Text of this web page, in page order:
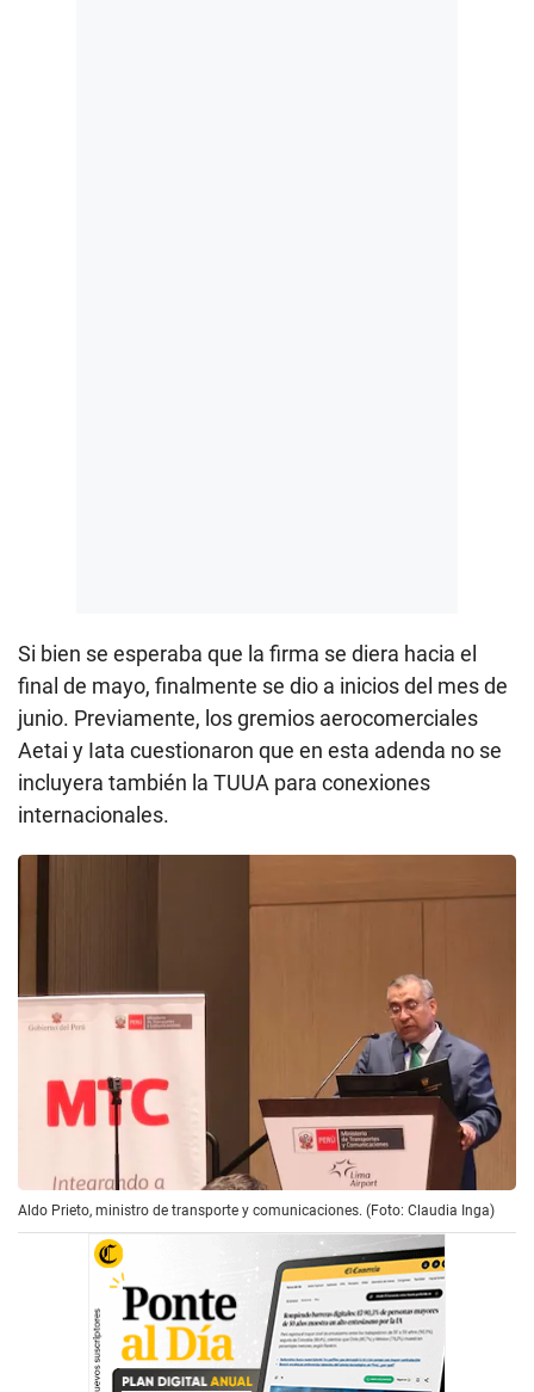
Si bien se esperaba que la firma se diera hacia el
final de mayo, finalmente se dio a inicios del mes de
junio. Previamente, los gremios aerocomerciales
Aetai y Iata cuestionaron que en esta adenda no se
incluyera también la TUUA para conexiones
internacionales.
Aldo Prieto, ministro de transporte y comunicaciones. (Foto: Claudia Inga)